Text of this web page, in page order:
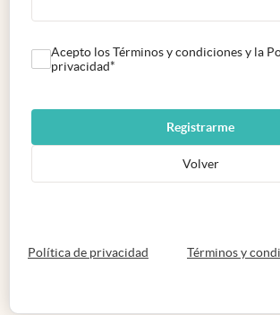
Acepto los Términos y condiciones y la
privacidad*
Registrarme
Volver
Política de privacidad abre en nueva pestaña
Términos y